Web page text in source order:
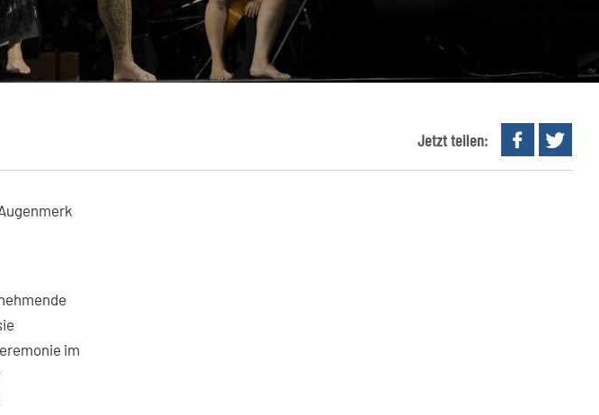
Jetzt teilen:
im